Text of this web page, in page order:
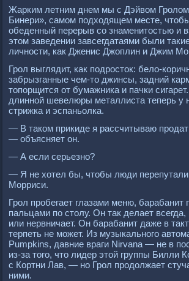
Жарким летним днем мы с Дэйвом
Бинери», самом подходящем месте,
обеденный перерыв со знаменитостью и
этом заведении завсегдатаями были
личности, как Дженис Джоплин и Джим
Грол выглядит, как подросток: бело-
забрызганные чем-то джинсы, задний
топорщится от бумажника и пачки
длинной шевелюры металлиста теперь у
стрижка и эспаньолка.
— В таком прикиде я рассчитываю
— объясняет он.
— А если серьезно?
— Я не хотел бы, чтобы люди
Морриси.
Грол пробегает глазами меню, барабанит
пальцами по столу. Он так делает всегда,
или нервничает. Он барабанит даже в
терпеть не может. Из музыкального
Рumрkins, давние враги Nirvana — не в
из-за того, что лидер этой группы Билли
с Кортни Лав, — но Грол продолжает
ними.